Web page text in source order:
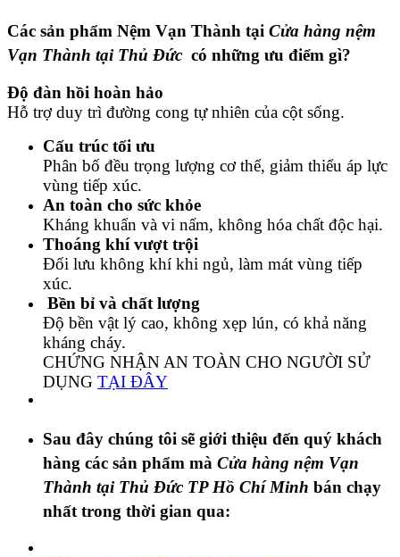
Các sản phẩm Nệm Vạn Thành tại Cửa hàng nệm
Vạn Thành tại Thủ Đức có những ưu điểm gì?
Độ đàn hồi hoàn hảo
Hỗ trợ duy trì đường cong tự nhiên của cột sống.
Cấu trúc tối ưu
Phân bố đều trọng lượng cơ thể, giảm thiểu áp lực
vùng tiếp xúc.
An toàn cho sức khỏe
Kháng khuẩn và vi nấm, không hóa chất độc hại.
Thoáng khí vượt trội
Đối lưu không khí khi ngủ, làm mát vùng tiếp
xúc.
Bền bỉ và chất lượng
Độ bền vật lý cao, không xẹp lún, có khả năng
kháng cháy.
CHỨNG NHẬN AN TOÀN CHO NGƯỜI SỬ
DỤNG TẠI ĐÂY
Sau đây chúng tôi sẽ giới thiệu đến quý khách
hàng các sản phẩm mà Cửa hàng nệm Vạn
Thành tại Thủ Đức TP Hồ Chí Minh bán chạy
nhất trong thời gian qua: